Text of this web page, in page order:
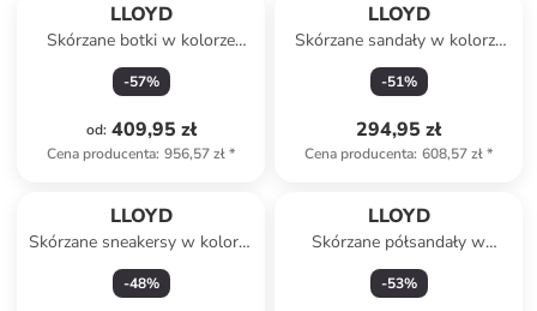
LLOYD
Skórzane botki w kolorze
brązowym
-57%
od: 409,95 zł
Cena producenta: 956,57 zł*
LLOYD
Skórzane sandały w kolorze
beżowym
-51%
294,95 zł
Cena producenta: 608,57 zł*
LLOYD
Skórzane sneakersy w kolorze
jasnoróżowo-białym
-48%
LLOYD
Skórzane półsandały w
kolorze czarnym
-53%